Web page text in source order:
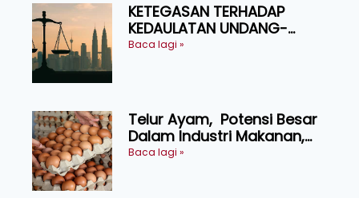
KETEGASAN TERHADAP
KEDAULATAN UNDANG-
UNDANG ASAS KEPADA
Baca lagi »
Telur Ayam, Potensi Besar
Dalam Industri Makanan,
Kosmetik dan Penyelidikan
Baca lagi »